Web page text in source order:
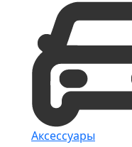
Аксессуары